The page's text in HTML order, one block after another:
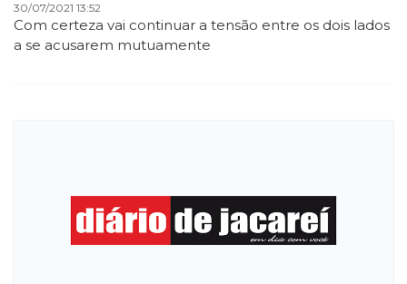
30/07/2021 13:52
Com certeza vai continuar a tensão entre os dois lados
a se acusarem mutuamente